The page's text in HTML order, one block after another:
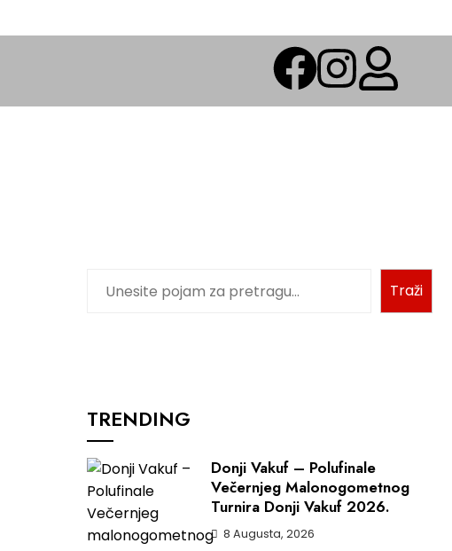
Traži
TRENDING
Donji Vakuf – Polufinale
Večernjeg Malonogometnog
Turnira Donji Vakuf 2026.
8 Augusta, 2026